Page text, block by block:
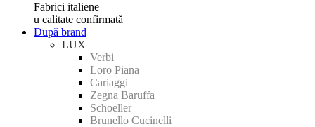
Fabrici italiene
u calitate confirmată
După brand
LUX
Verbi
Loro Piana
Cariaggi
Zegna Baruffa
Schoeller
Brunello Cucinelli